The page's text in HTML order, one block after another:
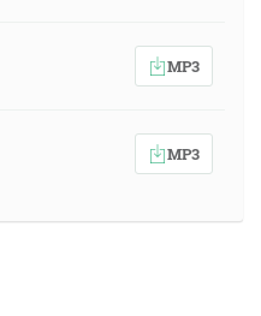
MP3
MP3